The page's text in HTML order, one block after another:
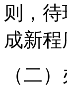
则，
成新程
（二